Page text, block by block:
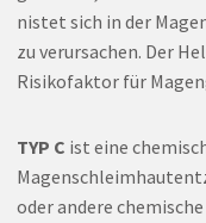
nistet sich in der
zu verursachen. Der
Risikofaktor für
TYP C ist eine
oder andere